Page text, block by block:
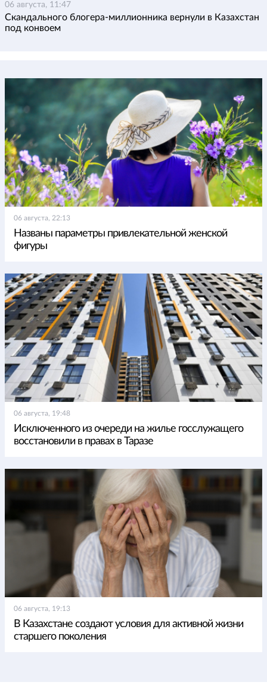
06 августа, 11:47
Скандального блогера-миллионника вернули в Казахстан
под конвоем
06 августа, 22:13
Названы параметры привлекательной женской
фигуры
06 августа, 19:48
Исключенного из очереди на жилье госслужащего
восстановили в правах в Таразе
06 августа, 19:13
В Казахстане создают условия для активной жизни
старшего поколения